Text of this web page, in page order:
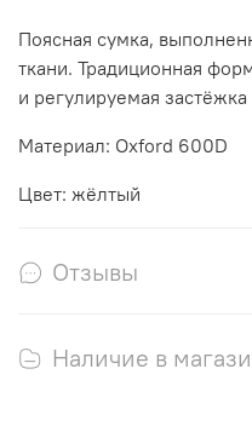
Поясная сумка,
ткани. Традиционная
и регулируемая застёжка
Материал: Oxford 600D
Цвет: жёлтый
Отзывы
Наличие в